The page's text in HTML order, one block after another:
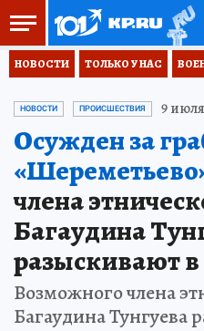
НОВОСТИ ТОЛЬКО У НАС
НОВОСТИ ПРОИСШЕСТВИЯ 9 июля
Осужден за
члена
Багаудина
разыскивают
Возможного члена
Багаудина Тунгуева